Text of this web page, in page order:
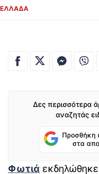
ΕΛΛΑΔΑ
Δες περισσότερα
αναζητάς
Προσθήκη
στα
Φωτιά εκδηλώθηκε